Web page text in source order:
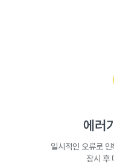
에러
일시적인 오류로
잠시 후